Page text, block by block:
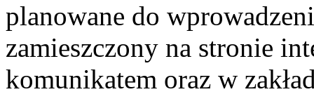
planowane do
zamieszczony na stronie
komunikatem oraz w